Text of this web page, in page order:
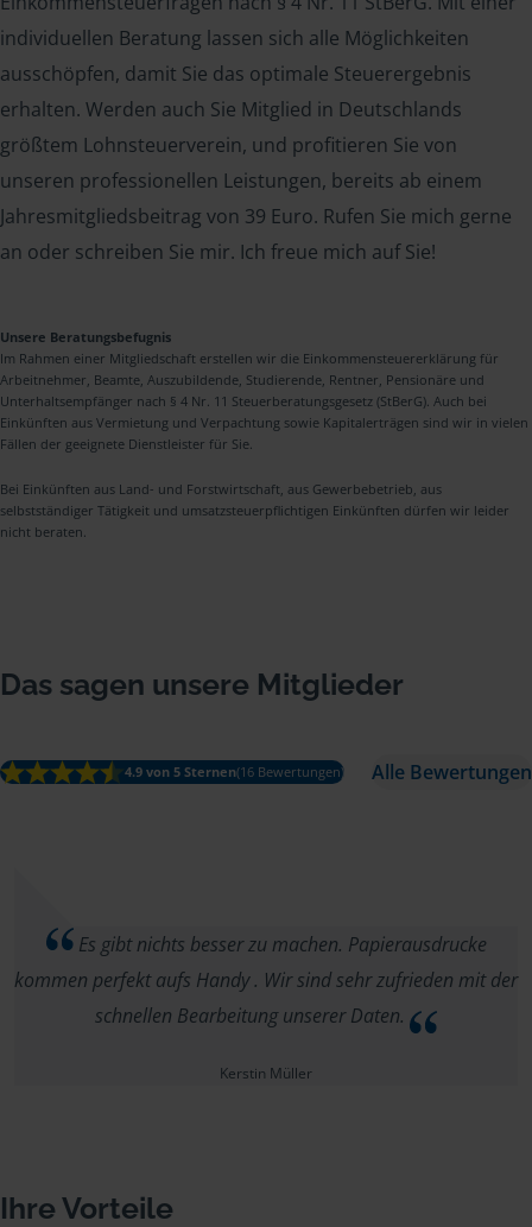
individuellen Beratung lassen sich alle Möglichkeiten
ausschöpfen, damit Sie das optimale Steuerergebnis
erhalten. Werden auch Sie Mitglied in Deutschlands
größtem Lohnsteuerverein, und profitieren Sie von
unseren professionellen Leistungen, bereits ab einem
Jahresmitgliedsbeitrag von 39 Euro. Rufen Sie mich gerne
an oder schreiben Sie mir. Ich freue mich auf Sie!
Unsere Beratungsbefugnis
Im Rahmen einer Mitgliedschaft erstellen wir die Einkommensteuererklärung für
Arbeitnehmer, Beamte, Auszubildende, Studierende, Rentner, Pensionäre und
Unterhaltsempfänger nach § 4 Nr. 11 Steuerberatungsgesetz (StBerG). Auch bei
Einkünften aus Vermietung und Verpachtung sowie Kapitalerträgen sind wir in vielen
Fällen der geeignete Dienstleister für Sie.
Bei Einkünften aus Land- und Forstwirtschaft, aus Gewerbebetrieb, aus
selbstständiger Tätigkeit und umsatzsteuerpflichtigen Einkünften dürfen wir leider
nicht beraten.
Das sagen unsere Mitglieder
4.9 von 5 Sternen(16 Bewertungen) Alle Bewertungen
Es gibt nichts besser zu machen. Papierausdrucke
kommen perfekt aufs Handy . Wir sind sehr zufrieden mit der
schnellen Bearbeitung unserer Daten.
Kerstin Müller
Ihre Vorteile